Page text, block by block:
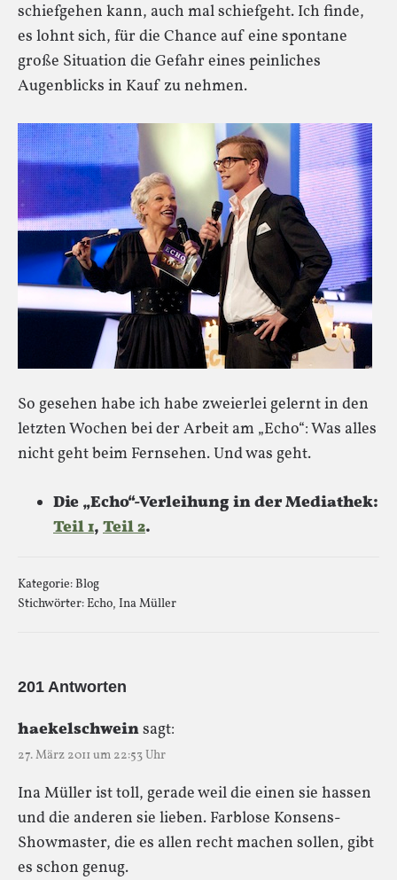
schiefgehen kann, auch mal schiefgeht. Ich finde,
es lohnt sich, für die Chance auf eine spontane
große Situation die Gefahr eines peinliches
Augenblicks in Kauf zu nehmen.
So gesehen habe ich habe zweierlei gelernt in den
letzten Wochen bei der Arbeit am „Echo“: Was alles
nicht geht beim Fernsehen. Und was geht.
Die „Echo“-Verleihung in der Mediathek:
Teil 1, Teil 2.
Kategorie:Blog
Stichwörter:Echo, Ina Müller
201 Antworten
haekelschweinsagt:
27. März 2011 um 22:53 Uhr
Ina Müller ist toll, gerade weil die einen sie hassen
und die anderen sie lieben. Farblose Konsens-
Showmaster, die es allen recht machen sollen, gibt
es schon genug.